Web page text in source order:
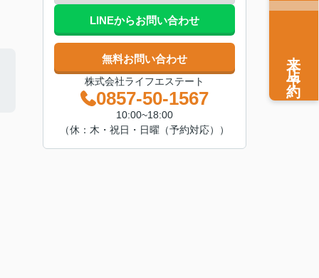
LINEからお問い合わせ
無料お問い合わせ
株式会社ライフエステート
0857-50-1567
10:00~18:00
（休：木・祝日・日曜（予約対応））
来店予約